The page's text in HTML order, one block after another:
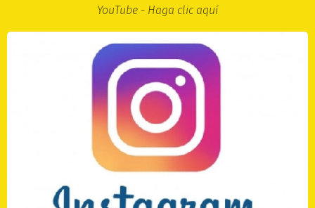
YouTube - Haga clic aquí